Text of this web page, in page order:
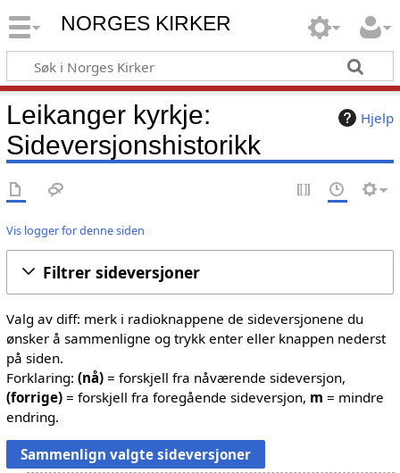
NORGES KIRKER
Hjelp
Leikanger kyrkje:
Sideversjonshistorikk
Vis logger for denne siden
Filtrer sideversjoner
Valg av diff: merk i radioknappene de sideversjonene du
ønsker å sammenligne og trykk enter eller knappen nederst
på siden.
Forklaring: (nå)= forskjell fra nåværende sideversjon,
(forrige)= forskjell fra foregående sideversjon, m = mindre
endring.